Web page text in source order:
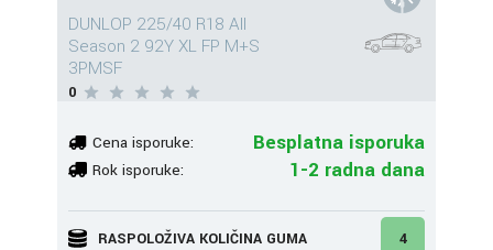
DUNLOP 225/40 R18 All
Season 2 92Y XL FP M+S
3PMSF
0
Cena isporuke: Besplatna isporuka
Rok isporuke: 1-2 radna dana
RASPOLOŽIVA KOLIČINA GUMA 4